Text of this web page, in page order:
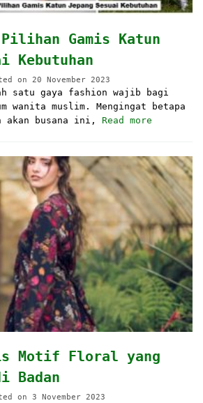
Pilihan Gamis Katun
Kebutuhan
on 20 November 2023
satu gaya fashion wajib bagi
wanita muslim. Mengingat betapa
akan busana ini, Read more
Motif Floral yang
Badan
on 3 November 2023